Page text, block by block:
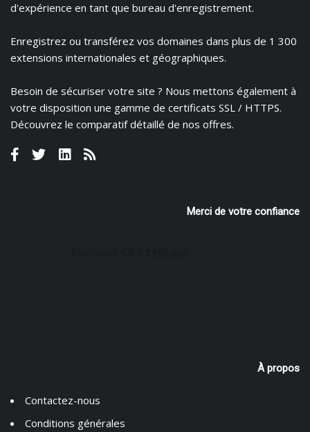
d'expérience en tant que bureau d'enregistrement.
Enregistrez ou transférez vos domaines dans plus de 1 300
extensions internationales et géographiques.
Besoin de sécuriser votre site ? Nous mettons également à
votre disposition une gamme de certificats SSL / HTTPS.
Découvrez le comparatif détaillé de nos offres.
Merci de votre confiance
À propos
Contactez-nous
Conditions générales